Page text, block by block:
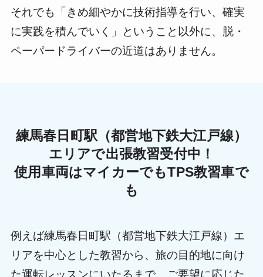
それでも「きめ細やかに技術指導を行い、確実
に実践を積んでいく」ということ以外に、脱・
ペーパードライバーの近道はありません。
練馬春日町駅（都営地下鉄大江戸線）
エリアで出張教習受付中！
使用車両はマイカーでもTPS教習車で
も
例えば練馬春日町駅（都営地下鉄大江戸線）エ
リアを中心とした教習から、旅の目的地に向け
た運転レッスンにいたるまで、ご要望に応じた